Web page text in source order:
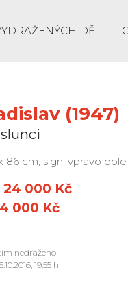
DĚL
(1947)
86 cm, sign. vpravo
24 000 Kč
000 Kč
nedraženo
19:55 h